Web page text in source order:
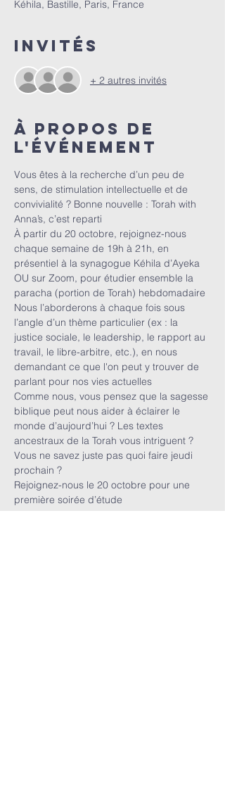
Kéhila, Bastille, Paris, France
Invités
+ 2 autres invités
À propos de
l'événement
Vous êtes à la recherche d’un peu de
sens, de stimulation intellectuelle et de
convivialité ? Bonne nouvelle : Torah with
Anna’s, c’est reparti
À partir du 20 octobre, rejoignez-nous
chaque semaine de 19h à 21h, en
présentiel à la synagogue Kéhila d’Ayeka
OU sur Zoom, pour étudier ensemble la
paracha (portion de Torah) hebdomadaire
Nous l’aborderons à chaque fois sous
l’angle d’un thème particulier (ex : la
justice sociale, le leadership, le rapport au
travail, le libre-arbitre, etc.), en nous
demandant ce que l'on peut y trouver de
parlant pour nos vies actuelles
Comme nous, vous pensez que la sagesse
biblique peut nous aider à éclairer le
monde d’aujourd’hui ? Les textes
ancestraux de la Torah vous intriguent ?
Vous ne savez juste pas quoi faire jeudi
prochain ?
Rejoignez-nous le 20 octobre pour une
première soirée d’étude